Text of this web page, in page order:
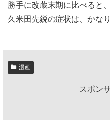
勝手に改蔵末期に比べると、
久米田先鋭の症状は、かな
漫画
スポン